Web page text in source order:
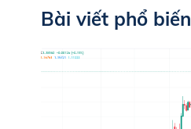
Bài viết phổ biến